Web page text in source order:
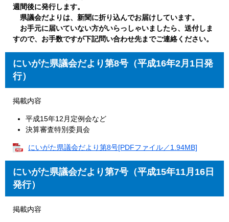
週間後に発行します。
県議会だよりは、新聞に折り込んでお届けしています。
お手元に届いていない方がいらっしゃいましたら、送付しま
すので、お手数ですが下記問い合わせ先までご連絡ください。
にいがた県議会だより第8号（平成16年2月1日発
行）
掲載内容
平成15年12月定例会など
決算審査特別委員会
にいがた県議会だより第8号[PDFファイル／1.94MB]
にいがた県議会だより第7号（平成15年11月16日
発行）
掲載内容